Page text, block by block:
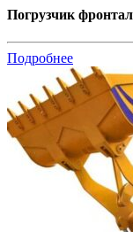
Погрузчик
Подробнее